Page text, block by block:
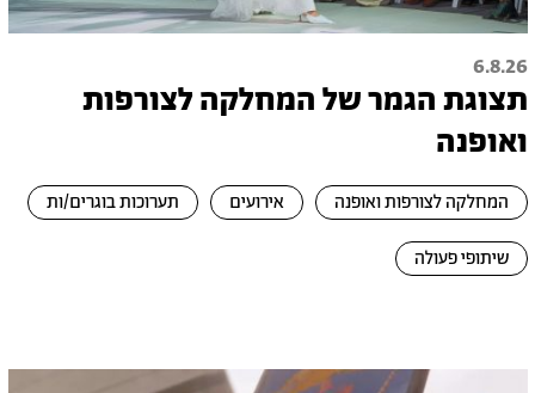
6.8.26
תצוגת הגמר של המחלקה לצורפות
ואופנה
המחלקה לצורפות ואופנה אירועים תערוכות בוגרים/ות
שיתופי פעולה